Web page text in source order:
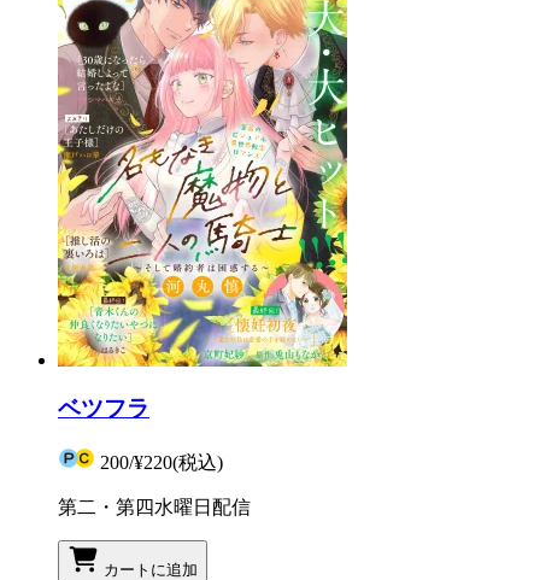
ベツフラ
200/¥220(税込)
第二・第四水曜日配信
カートに追加